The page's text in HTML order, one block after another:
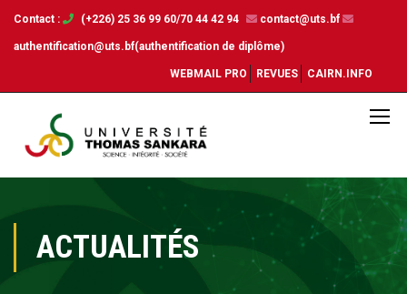
Contact : (+226) 25 36 99 60/70 44 42 94 contact@uts.bf
authentification@uts.bf(authentification de diplôme)
WEBMAIL PRO REVUES CAIRN.INFO
ACTUALITÉS